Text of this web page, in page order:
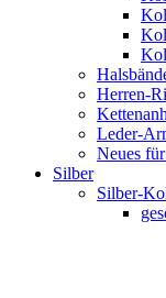
Herren-
Leder-
Neues
Silber
Silber-